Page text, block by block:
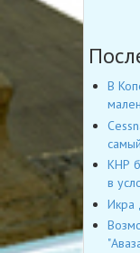
В
КНР
в
Икра